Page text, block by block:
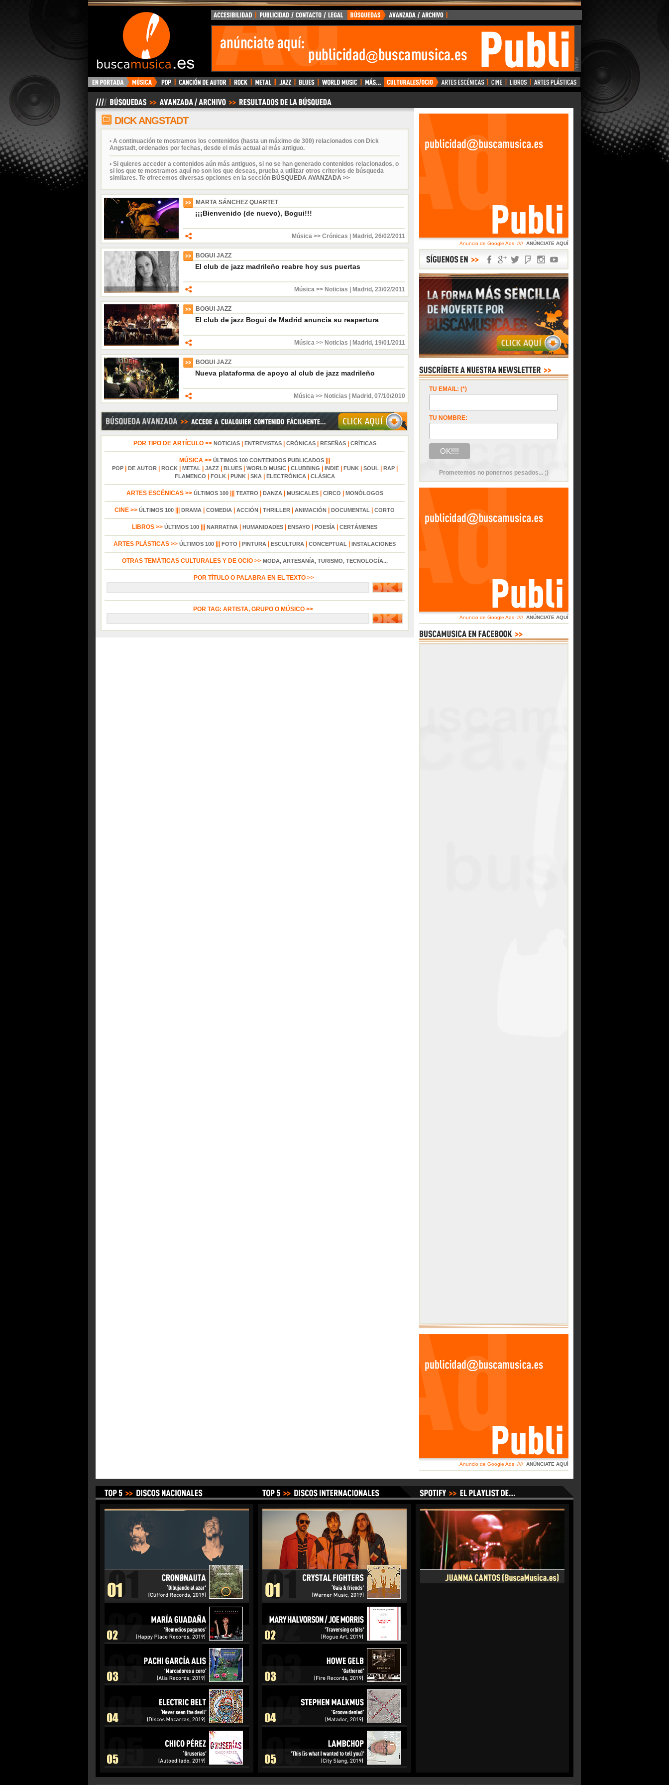
BuscaMusica.es
DICK ANGSTADT
• A continuación te mostramos los contenidos (hasta un máximo de 300) relacionados con Dick
Angstadt, ordenados por fechas, desde el más actual al más antiguo.
• Si quieres acceder a contenidos aún más antiguos, si no se han generado contenidos relacionados, o
si los que te mostramos aquí no son los que deseas, prueba a utilizar otros criterios de búsqueda
similares. Te ofrecemos diversas opciones en la sección BÚSQUEDA AVANZADA >>
MARTA SÁNCHEZ QUARTET
¡¡¡Bienvenido (de nuevo), Bogui!!!
Música >> Crónicas Madrid , 26/02/2011
BOGUI JAZZ
El club de jazz madrileño reabre hoy sus puertas
Música >> Noticias Madrid , 23/02/2011
BOGUI JAZZ
El club de jazz Bogui de Madrid anuncia su reapertura
Música >> Noticias Madrid , 19/01/2011
BOGUI JAZZ
Nueva plataforma de apoyo al club de jazz madrileño
Música >> Noticias Madrid , 07/10/2010
POR TIPO DE ARTÍCULO >> NOTICIAS| ENTREVISTAS| CRÓNICAS| RESEÑAS| CRÍTICAS
MÚSICA >> ÚLTIMOS 100 CONTENIDOS PUBLICADOS
POP| DE AUTOR| ROCK| METAL| JAZZ| BLUES| WORLD MUSIC| CLUBBING INDIE| FUNK| SOUL| RAP|
FLAMENCO FOLK| PUNK| SKA| ELECTRÓNICA| CLÁSICA
ARTES ESCÉNICAS >> ÚLTIMOS 100||| TEATRO DANZA| MUSICALES| CIRCO MONÓLOGOS
CINE >> ÚLTIMOS 100 DRAMA COMEDIA ACCIÓN THRILLER ANIMACIÓN DOCUMENTAL CORTO
LIBROS >> ÚLTIMOS 100 NARRATIVA HUMANIDADES ENSAYO POESÍA CERTÁMENES
ARTES PLÁSTICAS >> ÚLTIMOS 100 FOTO PINTURA ESCULTURA CONCEPTUAL INSTALACIONES
OTRAS TEMÁTICAS CULTURALES Y DE OCIO >> MODA, ARTESANÍA, TURISMO, TECNOLOGÍA...
POR TÍTULO O PALABRA EN EL TEXTO >>
POR TAG: ARTISTA, GRUPO O MÚSICO >>
Anuncio de Google Ads //// ANÚNCIATE AQUÍ
TU EMAIL: (*)
TU NOMBRE:
Prometemos no ponernos pesados... ;)
Anuncio de Google Ads //// ANÚNCIATE AQUÍ
Anuncio de Google Ads //// ANÚNCIATE AQUÍ